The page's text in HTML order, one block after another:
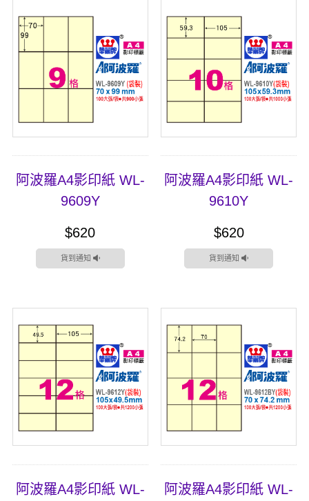
阿波羅A4影印紙 WL-
9609Y
$620
貨到通知
阿波羅A4影印紙 WL-
9610Y
$620
貨到通知
阿波羅A4影印紙 WL-
阿波羅A4影印紙 WL-